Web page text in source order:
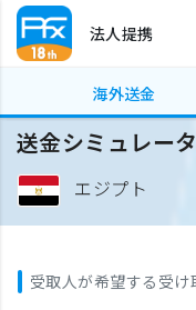
法人提携
海外送金
送金シミュレー
エジプト
受取人が希望する受け